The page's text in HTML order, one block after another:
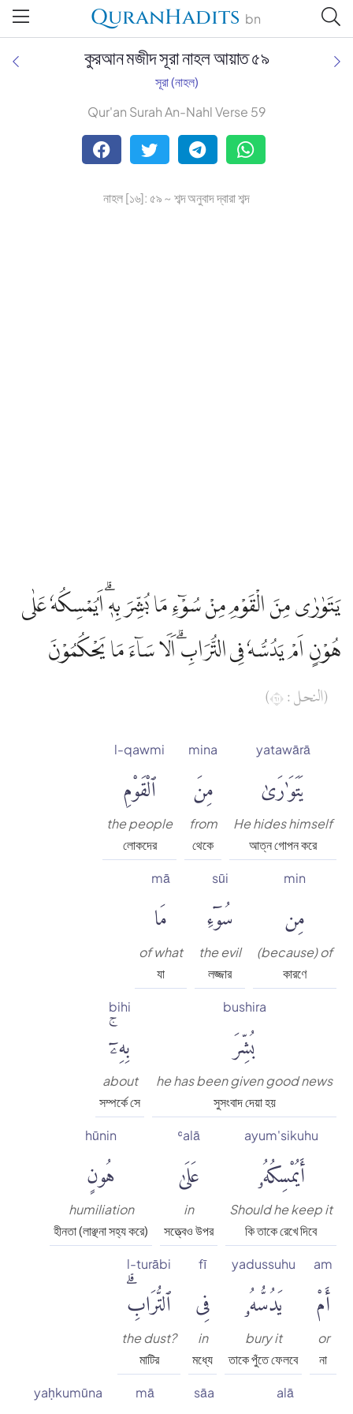
QuranHadits bn
Tafsir Ahsanul Bayaan
Tafsir Abu Bakr Zakaria
Tafsir Bayaan Foundation
কুরআন মজীদ সূরা নাহল আয়াত ৫৯
সূরা (নাহল)
Qur'an Surah An-Nahl Verse 59
নাহল [১৬]: ৫৯ ~ শব্দ অনুবাদ দ্বারা শব্দ
يَتَوٰرٰى مِنَ الْقَوْمِ مِنْ سُوْۤءِ مَا بُشِّرَ بِهٖۗ اَيُمْسِكُهٗ عَلٰى
هُوْنٍ اَمْ يَدُسُّهٗ فِى التُّرَابِۗ اَلَا سَاۤءَ مَا يَحْكُمُوْنَ
(النحل : ١٦)
yatawārā
يَتَوَٰرَىٰ
He hides himself
আত্ন গোপন করে
mina
مِنَ
from
থেকে
l-qawmi
ٱلْقَوْمِ
the people
লোকদের
min
مِن
(because) of
কারণে
sūi
سُوٓءِ
the evil
লজ্জার
mā
مَا
of what
যা
bushira
بُشِّرَ
he has been given good news
সুসংবাদ দেয়া হয়
bihi
بِهِۦٓۚ
about
সম্পর্কে সে
ayum'sikuhu
أَيُمْسِكُهُۥ
Should he keep it
কি তাকে রেখে দিবে
ʿalā
عَلَىٰ
in
সত্ত্বেও উপর
hūnin
هُونٍ
humiliation
হীনতা (লাঞ্ছনা সহ্য করে)
am
أَمْ
or
না
yadussuhu
يَدُسُّهُۥ
bury it
তাকে পুঁতে ফেলবে
fī
فِى
in
মধ্যে
l-turābi
ٱلتُّرَابِۗ
the dust?
মাটির
alā
sāa
mā
yaḥkumūna